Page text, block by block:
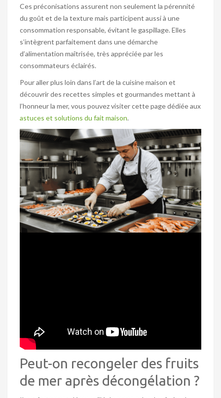
Ces préconisations assurent non seulement la pérennité
du goût et de la texture mais participent aussi à une
consommation responsable, évitant le gaspillage. Elles
s’intègrent parfaitement dans une démarche
d’alimentation maîtrisée, très appréciée par les
consommateurs éclairés.
Pour aller plus loin dans l’art de la cuisine maison et
découvrir des recettes simples et gourmandes mettant à
l’honneur la mer, vous pouvez visiter cette page dédiée aux
astuces et solutions du fait maison.
Peut-on recongeler des fruits
de mer après décongélation ?